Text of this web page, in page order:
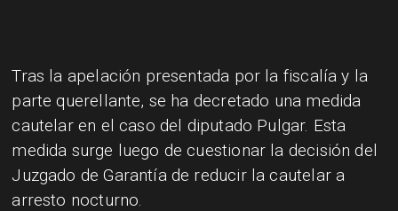
Tras la apelación presentada por la fiscalía y la
parte querellante, se ha decretado una medida
cautelar en el caso del diputado Pulgar. Esta
medida surge luego de cuestionar la decisión del
Juzgado de Garantía de reducir la cautelar a
arresto nocturno.